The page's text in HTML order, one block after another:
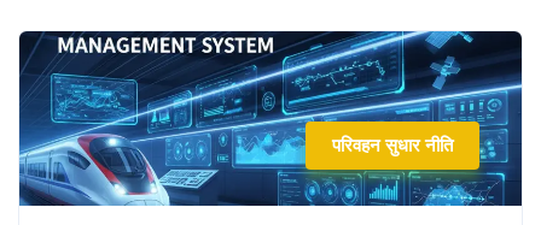
परिवहन सुधार नीति